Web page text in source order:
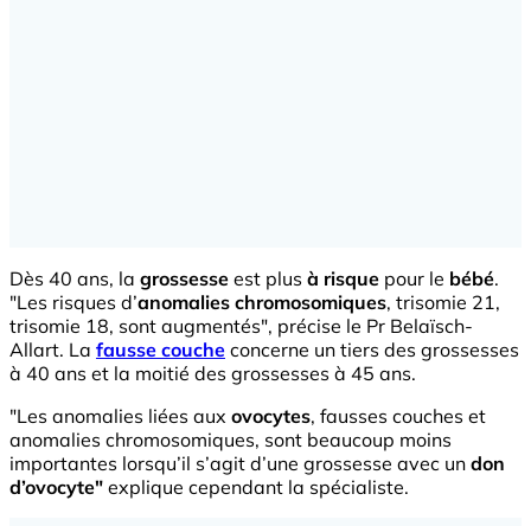
Dès 40 ans, la grossesse est plus à risque pour le bébé.
"Les risques d’anomalies chromosomiques, trisomie 21,
trisomie 18, sont augmentés", précise le Pr Belaïsch-
Allart. La fausse couche concerne un tiers des grossesses
à 40 ans et la moitié des grossesses à 45 ans.
"Les anomalies liées aux ovocytes, fausses couches et
anomalies chromosomiques, sont beaucoup moins
importantes lorsqu’il s’agit d’une grossesse avec un don
d’ovocyte" explique cependant la spécialiste.